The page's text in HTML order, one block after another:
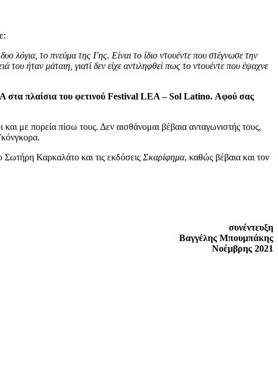
λόγια, το πνεύμα της Γης. Είναι το ίδιο ντουέντε που στέγνωσε την
ήταν μάταιη, γιατί δεν είχε αντιληφθεί πως το ντουέντε που έψαχνε
πλαίσια του φετινού Festival LEA – Sol Latino. Αφού σας
με πορεία πίσω τους. Δεν αισθάνομαι βέβαια ανταγωνιστής τους,
Καρκαλάτο και τις εκδόσεις Σκαρίφημα, καθώς βέβαια και τον
συνέντευξη
Βαγγέλης Μπουμπάκης
Νοέμβρης 2021